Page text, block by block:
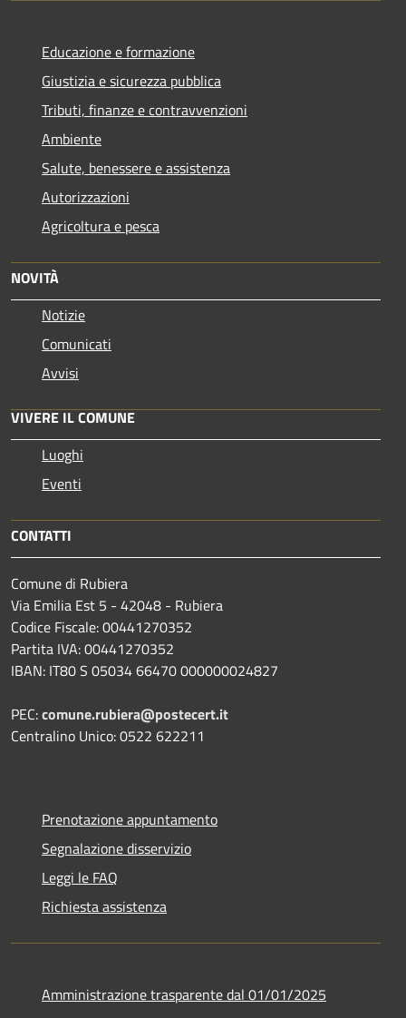
Educazione e formazione
Giustizia e sicurezza pubblica
Tributi, finanze e contravvenzioni
Ambiente
Salute, benessere e assistenza
Autorizzazioni
Agricoltura e pesca
NOVITÀ
Notizie
Comunicati
Avvisi
VIVERE IL COMUNE
Luoghi
Eventi
CONTATTI
Comune di Rubiera
Via Emilia Est 5 - 42048 - Rubiera
Codice Fiscale: 00441270352
Partita IVA: 00441270352
IBAN: IT80 S 05034 66470 000000024827
PEC:comune.rubiera@postecert.it
Centralino Unico: 0522 622211
Prenotazione appuntamento
Segnalazione disservizio
Leggi le FAQ
Richiesta assistenza
Amministrazione trasparente dal 01/01/2025